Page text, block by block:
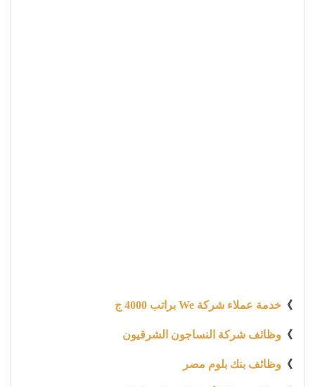
》 خدمة عملاء شركة We براتب 4000 ج
》 وظائف شركة النساجون الشرقيون
》 وظائف بنك بلوم مصر